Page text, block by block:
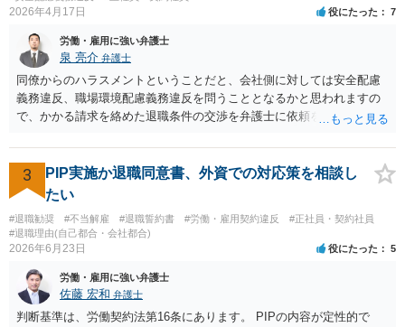
2026年4月17日 役にたった 7
労働・雇用に強い弁護士
泉 亮介 弁護士
同僚からのハラスメントということだと、会社側に対しては安全配慮
義務違反、職場環境配慮義務違反を問うこととなるかと思われますの
で、かかる請求を絡めた退職条件の交渉を弁護士に依頼をされた方が
くなり全て弁護士が窓口となるため精神的な負担も軽くなるでしょ
う。
3
PIP実施か退職同意書、外資での対応策を相談し
たい
#退職勧奨 #不当解雇 #退職誓約書 #労働・雇用契約違反
#正社員・契約社員
#退職理由(自己都合・会社都合)
2026年6月23日 役にたった 5
労働・雇用に強い弁護士
佐藤 宏和 弁護士
判断基準は、労働契約法第16条にあります。 PIPの内容が定性的で